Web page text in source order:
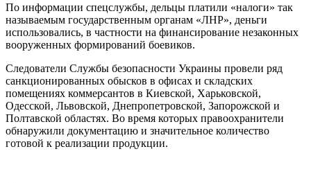
По информации спецслужбы, дельцы платили «налоги» так
называемым государственным органам «ЛНР», деньги
использовались, в частности на финансирование незаконных
вооруженных формирований боевиков.
Следователи Службы безопасности Украины провели ряд
санкционированных обысков в офисах и складских
помещениях коммерсантов в Киевской, Харьковской,
Одесской, Львовской, Днепропетровской, Запорожской и
Полтавской областях. Во время которых правоохранители
обнаружили документацию и значительное количество
готовой к реализации продукции.